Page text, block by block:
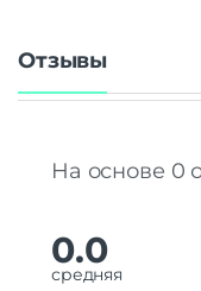
Отзывы
На основе 0
0.0
средняя